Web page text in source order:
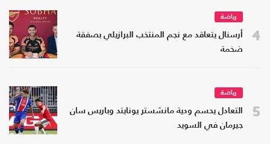
4
رياضة
أرسنال يتعاقد مع نجم المنتخب البرازيلي بصفقة
ضخمة
5
رياضة
التعادل يحسم ودية مانشستر يونايتد وباريس سان
جيرمان في السويد